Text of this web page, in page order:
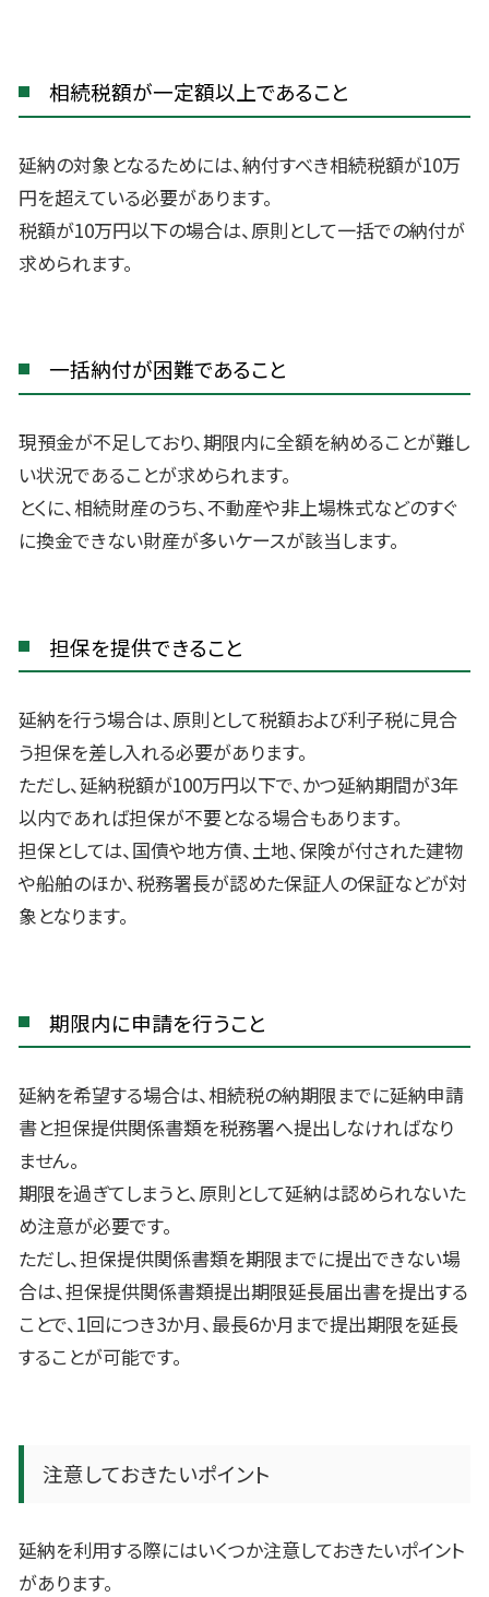
相続税額が一定額以上であること
延納の対象となるためには、納付すべき相続税額が10万
円を超えている必要があります。
税額が10万円以下の場合は、原則として一括での納付が
求められます。
一括納付が困難であること
現預金が不足しており、期限内に全額を納めることが難し
い状況であることが求められます。
とくに、相続財産のうち、不動産や非上場株式などのすぐ
に換金できない財産が多いケースが該当します。
担保を提供できること
延納を行う場合は、原則として税額および利子税に見合
う担保を差し入れる必要があります。
ただし、延納税額が100万円以下で、かつ延納期間が3年
以内であれば担保が不要となる場合もあります。
担保としては、国債や地方債、土地、保険が付された建物
や船舶のほか、税務署長が認めた保証人の保証などが対
象となります。
期限内に申請を行うこと
延納を希望する場合は、相続税の納期限までに延納申請
書と担保提供関係書類を税務署へ提出しなければなり
ません。
期限を過ぎてしまうと、原則として延納は認められないた
め注意が必要です。
ただし、担保提供関係書類を期限までに提出できない場
合は、担保提供関係書類提出期限延長届出書を提出する
ことで、1回につき3か月、最長6か月まで提出期限を延長
することが可能です。
注意しておきたいポイント
延納を利用する際にはいくつか注意しておきたいポイント
があります。